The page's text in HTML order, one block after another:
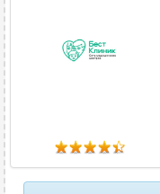
поясничного отдела
предплечья
ребер